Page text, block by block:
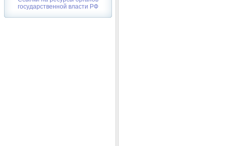
государственной власти РФ